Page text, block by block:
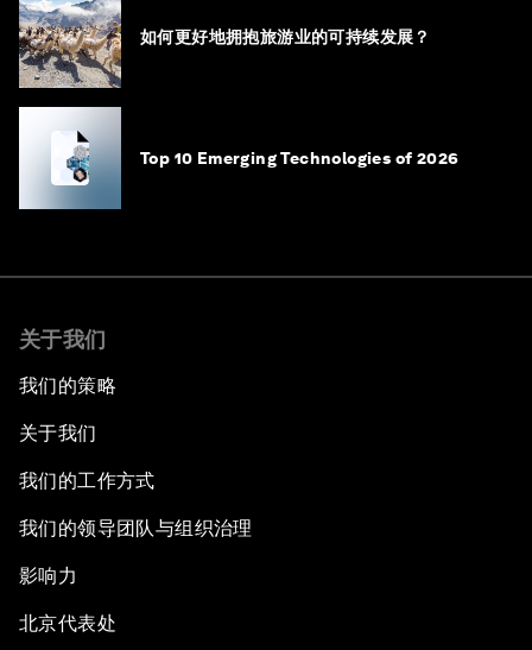
如何更好地拥抱旅游业的可持续发展？
Top 10 Emerging Technologies of 2026
关于我们
我们的策略
关于我们
我们的工作方式
我们的领导团队与组织治理
影响力
北京代表处